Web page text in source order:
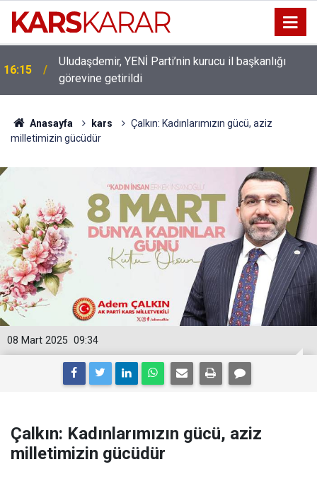
16:15
Uludaşdemir, YENİ Parti’nin kurucu il başkanlığı
görevine getirildi
Anasayfa kars
Çalkın: Kadınlarımızın gücü, aziz
milletimizin gücüdür
09:34
08 Mart 2025
Çalkın: Kadınlarımızın gücü, aziz
milletimizin gücüdür